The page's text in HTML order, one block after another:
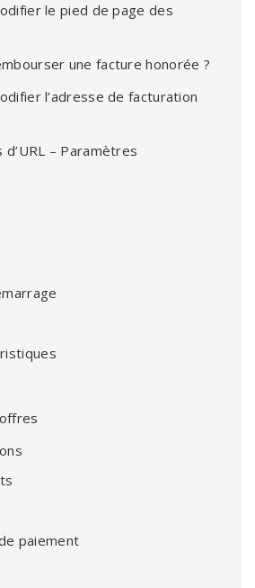
le pied de page des
une facture honorée ?
l’adresse de facturation
– Paramètres
paiement